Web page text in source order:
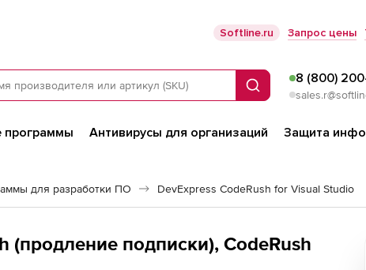
Softline.ru Запрос цены
Поиск
8 (800)
Антивирусы для организаций Защита
для разработки ПО DevExpress CodeRush for Visual Studio
(продление подписки), CodeRush